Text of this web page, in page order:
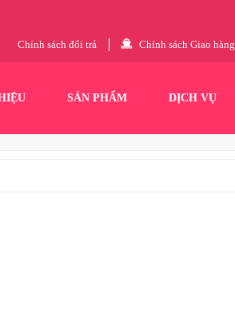
Chính sách đổi trả Chính sách Giao hàng
SẢN PHẨM DỊCH VỤ